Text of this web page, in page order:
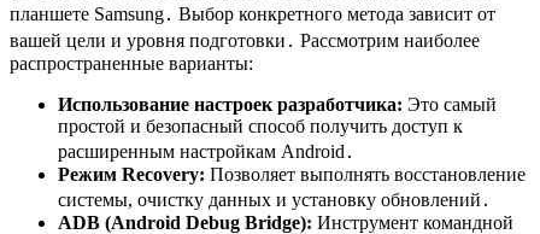
планшете Samsung․ Выбор конкретного метода зависит от
вашей цели и уровня подготовки․ Рассмотрим наиболее
распространенные варианты:
Использование настроек разработчика: Это самый
простой и безопасный способ получить доступ к
расширенным настройкам Android․
Режим Recovery: Позволяет выполнять восстановление
системы, очистку данных и установку обновлений․
ADB (Android Debug Bridge): Инструмент командной